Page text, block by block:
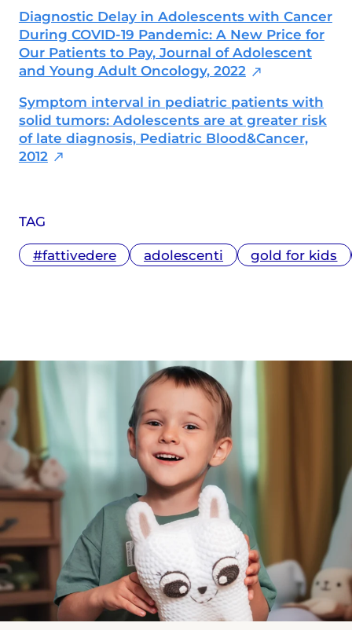
TAG
#fattivedere adolescenti gold for kids
figlio si ammala" e, con Claudio
Mencacci, "Viaggio nella depressione",
editi da Franco Angeli. Collabora con
diverse testate nazionali ed estere.
Diagnostic Delay in Adolescents with Cancer
During COVID-19 Pandemic: A New Price for
Our Patients to Pay, Journal of Adolescent
and Young Adult Oncology, 2022
Symptom interval in pediatric patients with
solid tumors: Adolescents are at greater risk
of late diagnosis, Pediatric Blood&Cancer,
2012